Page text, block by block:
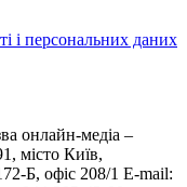
і персональних даних
онлайн-медіа –
місто Київ,
Б, офіс 208/1 E-mail: